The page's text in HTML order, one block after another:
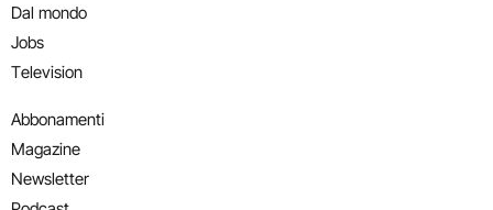
Dal mondo
Jobs
Television
Abbonamenti
Magazine
Newsletter